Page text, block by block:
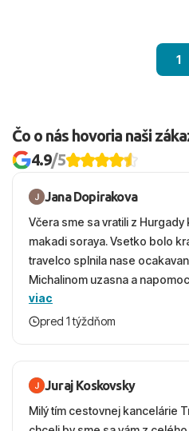
1
Čo o nás hovoria naši
4.9/5
Jana Dopirakova
Včera sme sa vratili z
makadi soraya. Vsetko bolo
travelco splnila nase
Michalinom uzasna a
vecernych hodinach zaco sa
krasny, cisty. Sluzby top.
viac
pred 1 týždňom
Juraj Koskovsky
Milý tím cestovnej kancelárie